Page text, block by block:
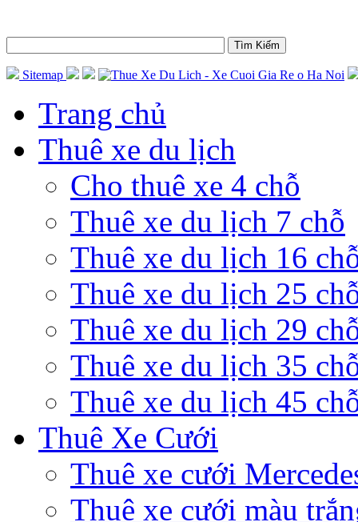
Sitemap
Trang chủ
Thuê xe du lịch
Cho thuê xe 4 chỗ
Thuê xe du lịch 7 chỗ
Thuê xe du lịch 16
Thuê xe du lịch 25
Thuê xe du lịch 29
Thuê xe du lịch 35
Thuê xe du lịch 45
Thuê Xe Cưới
Thuê xe cưới
Thuê xe cưới màu